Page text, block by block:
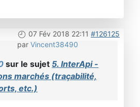
07 Fév 2018 22:11 #126125
par Vincent38490
sur le sujet 5. InterApi -
marchés (traçabilité,
etc.)